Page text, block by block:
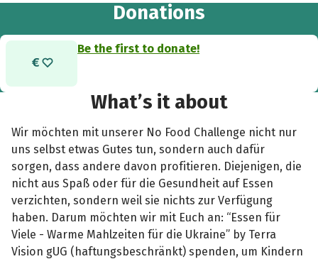
Donations
Be the first to donate!
What’s it about
Wir möchten mit unserer No Food Challenge nicht nur
uns selbst etwas Gutes tun, sondern auch dafür
sorgen, dass andere davon profitieren. Diejenigen, die
nicht aus Spaß oder für die Gesundheit auf Essen
verzichten, sondern weil sie nichts zur Verfügung
haben. Darum möchten wir mit Euch an: “Essen für
Viele - Warme Mahlzeiten für die Ukraine” by Terra
Vision gUG (haftungsbeschränkt) spenden, um Kindern